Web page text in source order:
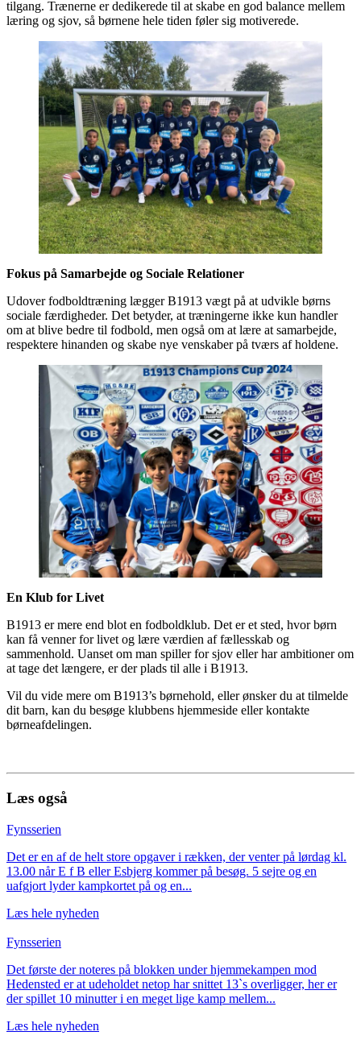
tilgang. Trænerne er dedikerede til at skabe en god balance mellem
læring og sjov, så børnene hele tiden føler sig motiverede.
Fokus på Samarbejde og Sociale Relationer
Udover fodboldtræning lægger B1913 vægt på at udvikle børns
sociale færdigheder. Det betyder, at træningerne ikke kun handler
om at blive bedre til fodbold, men også om at lære at samarbejde,
respektere hinanden og skabe nye venskaber på tværs af holdene.
En Klub for Livet
B1913 er mere end blot en fodboldklub. Det er et sted, hvor børn
kan få venner for livet og lære værdien af fællesskab og
sammenhold. Uanset om man spiller for sjov eller har ambitioner om
at tage det længere, er der plads til alle i B1913.
Vil du vide mere om B1913’s børnehold, eller ønsker du at tilmelde
dit barn, kan du besøge klubbens hjemmeside eller kontakte
børneafdelingen.
Læs også
Fynsserien
Det er en af de helt store opgaver i rækken, der venter på lørdag kl.
13.00 når E f B eller Esbjerg kommer på besøg. 5 sejre og en
uafgjort lyder kampkortet på og en...
Læs hele nyheden
Fynsserien
Det første der noteres på blokken under hjemmekampen mod
Hedensted er at udeholdet netop har snittet 13`s overligger, her er
der spillet 10 minutter i en meget lige kamp mellem...
Læs hele nyheden